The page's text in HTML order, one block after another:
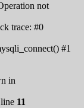
not
trace: #0
#1
in
11